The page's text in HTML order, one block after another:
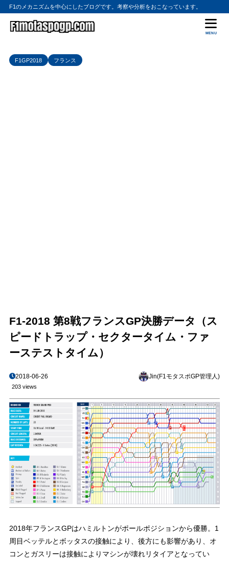
F1のメカニズムを中心にしたブログです。考察や分析をおこなっています。
MENU
F1GP2018 フランス
F1-2018 第8戦フランスGP決勝データ（ス
ピードトラップ・セクタータイム・ファ
ーステストタイム）
2018-06-26 Jin(F1モタスポGP管理人)
203 views
2018年フランスGPはハミルトンがポールポジションから優勝。1
周目ベッテルとボッタスの接触により、後方にも影響があり、オ
コンとガスリーは接触によりマシンが壊れリタイアとなってい